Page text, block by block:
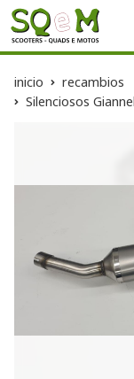
inicio
recambios
Silenciosos